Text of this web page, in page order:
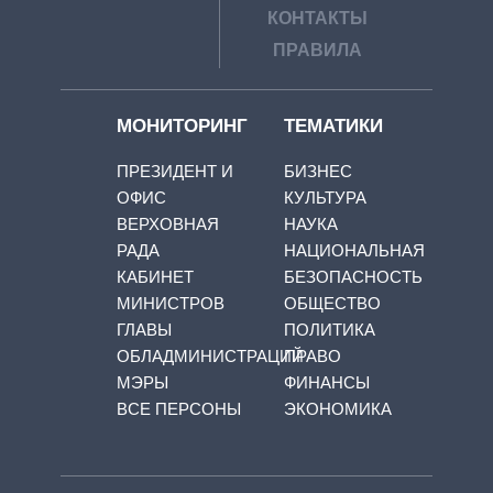
КОНТАКТЫ
ПРАВИЛА
МОНИТОРИНГ
ПРЕЗИДЕНТ И
ОФИС
ВЕРХОВНАЯ
РАДА
КАБИНЕТ
МИНИСТРОВ
ГЛАВЫ
ОБЛАДМИНИСТРАЦИЙ
МЭРЫ
ВСЕ ПЕРСОНЫ
ТЕМАТИКИ
БИЗНЕС
КУЛЬТУРА
НАУКА
НАЦИОНАЛЬНАЯ
БЕЗОПАСНОСТЬ
ОБЩЕСТВО
ПОЛИТИКА
ПРАВО
ФИНАНСЫ
ЭКОНОМИКА